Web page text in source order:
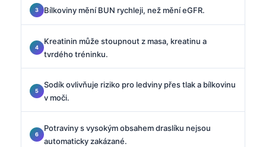
Bílkoviny mění BUN rychleji, než mění eGFR.
Kreatinin může stoupnout z masa, kreatinu a
tvrdého tréninku.
Sodík ovlivňuje riziko pro ledviny přes tlak a bílkovinu
v moči.
Potraviny s vysokým obsahem draslíku nejsou
automaticky zakázané.